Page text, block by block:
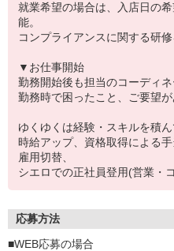
就業希望の場合は、入店日の
能。
コンプライアンスに関する研
▼お仕事開始
勤務開始後も担当のコーディ
勤務時で困ったこと、ご要望
ゆくゆくは経験・スキルを積
時給アップ、資格取得による
雇用切替、
シエロでの正社員登用(営業・
応募方法
■WEB応募の場合